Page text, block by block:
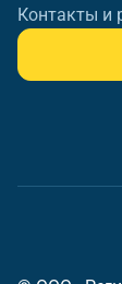
Контакты и